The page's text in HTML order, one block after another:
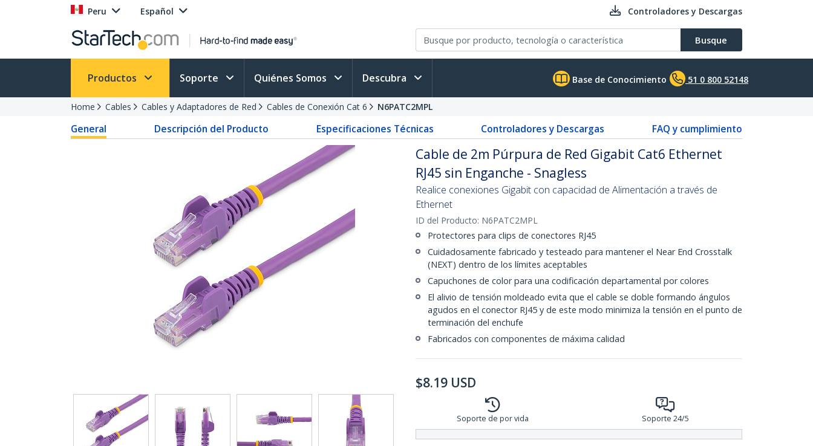
Peru Español Controladores y Descargas
Busque
Productos Soporte Quiénes Somos Descubra Base de Conocimiento 51 0 800 52148
Home Cables Cables y Adaptadores de Red Cables de Conexión Cat 6 N6PATC2MPL
General Descripción del Producto Especificaciones Técnicas Controladores y Descargas FAQ y cumplimiento
Cable de 2m Púrpura de Red Gigabit Cat6 Ethernet
RJ45 sin Enganche - Snagless
Realice conexiones Gigabit con capacidad de Alimentación a través de
Ethernet
ID del Producto: N6PATC2MPL
Protectores para clips de conectores RJ45
Cuidadosamente fabricado y testeado para mantener el Near End Crosstalk
(NEXT) dentro de los límites aceptables
Capuchones de color para una codificación departamental por colores
El alivio de tensión moldeado evita que el cable se doble formando ángulos
agudos en el conector RJ45 y de este modo minimiza la tensión en el punto de
terminación del enchufe
Fabricados con componentes de máxima calidad
$8.19 USD
Soporte de por vida Soporte 24/5